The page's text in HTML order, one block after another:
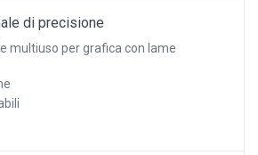
di precisione
multiuso per grafica con lame